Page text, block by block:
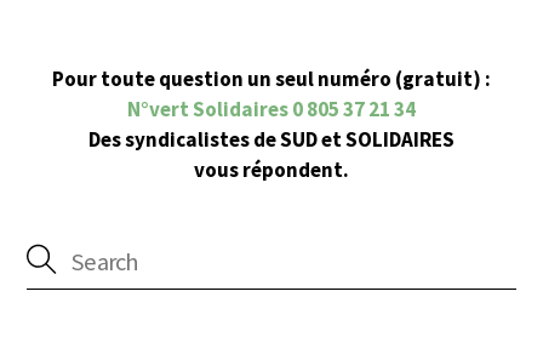
Pour toute question un seul numéro (gratuit) :
N°vert Solidaires 0 805 37 21 34
Des syndicalistes de SUD et SOLIDAIRES
vous répondent.